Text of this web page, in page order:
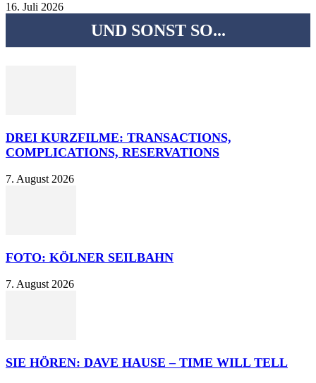
16. Juli 2026
UND SONST SO...
DREI KURZFILME: TRANSACTIONS,
COMPLICATIONS, RESERVATIONS
7. August 2026
FOTO: KÖLNER SEILBAHN
7. August 2026
SIE HÖREN: DAVE HAUSE – TIME WILL TELL